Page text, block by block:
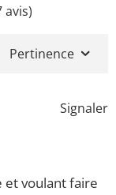
avis)
Pertinence
Signaler
et voulant faire